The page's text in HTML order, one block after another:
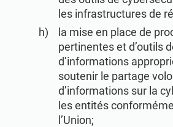
les infrastructures de
la mise en place de
pertinentes et d’outils
d’informations
soutenir le partage
d’informations sur la
les entités
l’Union;